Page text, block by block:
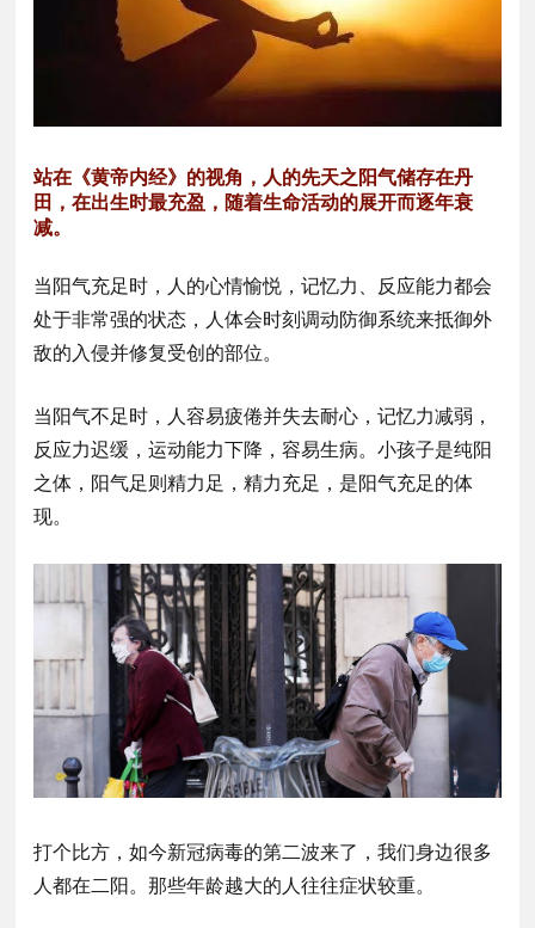
站在《黄帝内经》的视角，人的先天之阳气储存在丹
田，在出生时最充盈，随着生命活动的展开而逐年衰
减。
当阳气充足时，人的心情愉悦，记忆力、反应能力都会
处于非常强的状态，人体会时刻调动防御系统来抵御外
敌的入侵并修复受创的部位。
当阳气不足时，人容易疲倦并失去耐心，记忆力减弱，
反应力迟缓，运动能力下降，容易生病。小孩子是纯阳
之体，阳气足则精力足，精力充足，是阳气充足的体
现。
打个比方，如今新冠病毒的第二波来了，我们身边很多
人都在二阳。那些年龄越大的人往往症状较重。